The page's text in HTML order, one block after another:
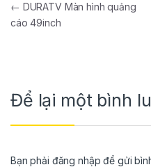
← DURATV Màn hình quảng
cáo 49inch
Để lại một bình
Bạn phải đăng nhập để gửi